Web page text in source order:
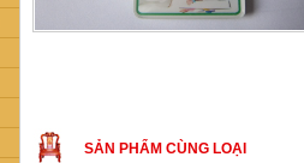
SẢN PHẨM CÙNG LOẠI